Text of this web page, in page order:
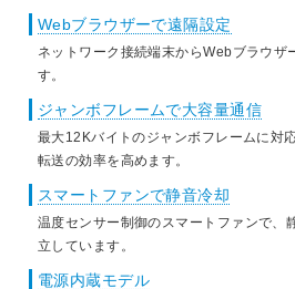
Webブラウザーで遠隔設定
ネットワーク接続端末からWebブラウザ
す。
ジャンボフレームで大容量通信
最大12Kバイトのジャンボフレームに対
転送の効率を高めます。
スマートファンで静音冷却
温度センサー制御のスマートファンで、
立しています。
電源内蔵モデル